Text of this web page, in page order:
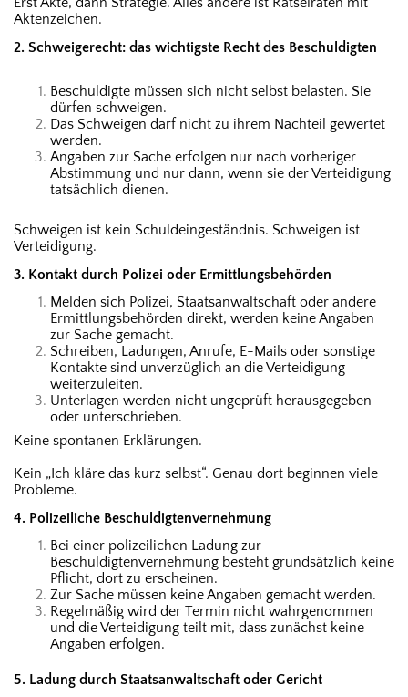
Aktenzeichen.
2. Schweigerecht: das wichtigste Recht des Beschuldigten
Beschuldigte müssen sich nicht selbst belasten. Sie
dürfen schweigen.
Das Schweigen darf nicht zu ihrem Nachteil gewertet
werden.
Angaben zur Sache erfolgen nur nach vorheriger
Abstimmung und nur dann, wenn sie der Verteidigung
tatsächlich dienen.
Schweigen ist kein Schuldeingeständnis. Schweigen ist
Verteidigung.
3. Kontakt durch Polizei oder Ermittlungsbehörden
Melden sich Polizei, Staatsanwaltschaft oder andere
Ermittlungsbehörden direkt, werden keine Angaben
zur Sache gemacht.
Schreiben, Ladungen, Anrufe, E-Mails oder sonstige
Kontakte sind unverzüglich an die Verteidigung
weiterzuleiten.
Unterlagen werden nicht ungeprüft herausgegeben
oder unterschrieben.
Keine spontanen Erklärungen.
Kein „Ich kläre das kurz selbst“. Genau dort beginnen viele
Probleme.
4. Polizeiliche Beschuldigtenvernehmung
Bei einer polizeilichen Ladung zur
Beschuldigtenvernehmung besteht grundsätzlich keine
Pflicht, dort zu erscheinen.
Zur Sache müssen keine Angaben gemacht werden.
Regelmäßig wird der Termin nicht wahrgenommen
und die Verteidigung teilt mit, dass zunächst keine
Angaben erfolgen.
5. Ladung durch Staatsanwaltschaft oder Gericht